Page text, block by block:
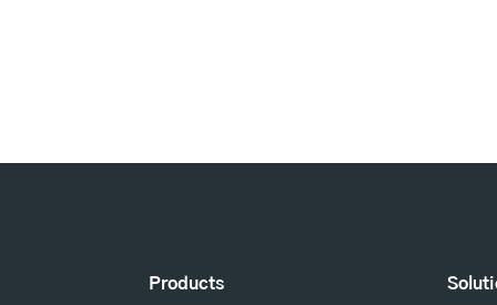
Products